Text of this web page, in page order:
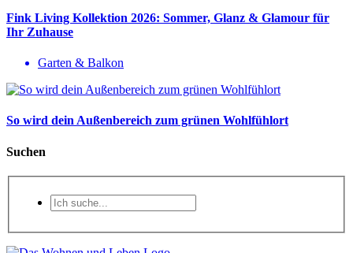
Fink Living Kollektion 2026: Sommer, Glanz & Glamour für
Ihr Zuhause
Garten & Balkon
So wird dein Außenbereich zum grünen Wohlfühlort
Suchen